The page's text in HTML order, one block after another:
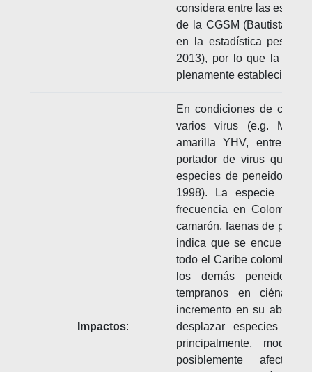
considera entre las
de la CGSM (Bautista et
en la estadística
2013), por lo que la
plenamente establecida
Impactos:
En condiciones de
varios virus (e.g.
amarilla YHV, entre
portador de virus que
especies de peneidos y
1998). La especie se
frecuencia en Colombia,
camarón, faenas de
indica que se encuentra
todo el Caribe
los demás peneidos
tempranos en
incremento en su
desplazar especies
principalmente,
posiblemente